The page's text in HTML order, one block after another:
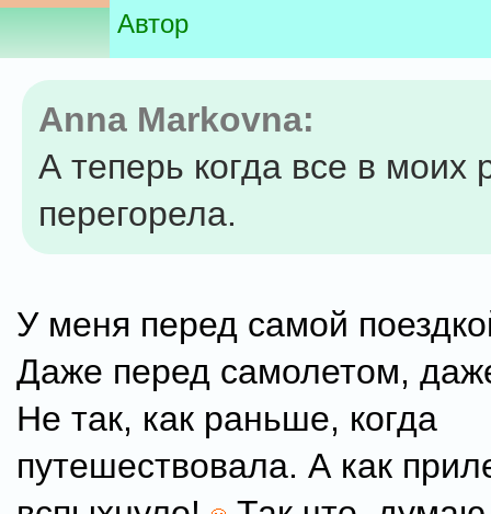
Автор
Anna Markovna:
А теперь когда все в моих
перегорела.
У меня перед самой
Даже перед самолетом,
Не так, как раньше, когда
путешествовала. А как